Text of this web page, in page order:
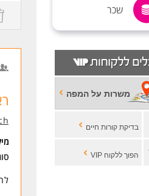
שכר
משרות על המפה
בדיקת קורות חיים
הפוך ללקוח VIP